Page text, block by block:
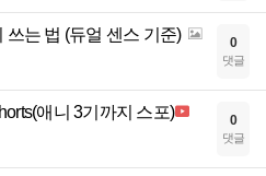
쓰는 법 (듀얼 센스 기준) 0
댓글
애니 3기까지 스포) 0
댓글